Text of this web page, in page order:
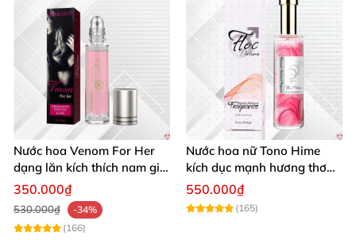
Nước hoa Venom For Her
dạng lăn kích thích nam giới
tăng ham muốn mua ngay
350.000₫
530.000₫
-34%
(166)
Nước hoa nữ Tono Hime
kích dục mạnh hương thơm
quyến rũ
550.000₫
(165)